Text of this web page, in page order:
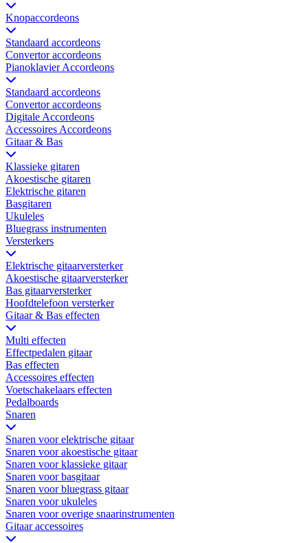
Knopaccordeons
Standaard accordeons
Convertor accordeons
Pianoklavier Accordeons
Standaard accordeons
Convertor accordeons
Digitale Accordeons
Accessoires Accordeons
Gitaar & Bas
Klassieke gitaren
Akoestische gitaren
Elektrische gitaren
Basgitaren
Ukuleles
Bluegrass instrumenten
Versterkers
Elektrische gitaarversterker
Akoestische gitaarversterker
Bas gitaarversterker
Hoofdtelefoon versterker
Gitaar & Bas effecten
Multi effecten
Effectpedalen gitaar
Bas effecten
Accessoires effecten
Voetschakelaars effecten
Pedalboards
Snaren
Snaren voor elektrische gitaar
Snaren voor akoestische gitaar
Snaren voor klassieke gitaar
Snaren voor basgitaar
Snaren voor bluegrass gitaar
Snaren voor ukuleles
Snaren voor overige snaarinstrumenten
Gitaar accessoires